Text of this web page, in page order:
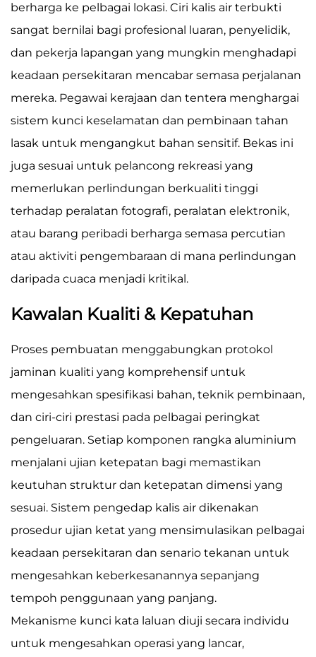
berharga ke pelbagai lokasi. Ciri kalis air terbukti
sangat bernilai bagi profesional luaran, penyelidik,
dan pekerja lapangan yang mungkin menghadapi
keadaan persekitaran mencabar semasa perjalanan
mereka. Pegawai kerajaan dan tentera menghargai
sistem kunci keselamatan dan pembinaan tahan
lasak untuk mengangkut bahan sensitif. Bekas ini
juga sesuai untuk pelancong rekreasi yang
memerlukan perlindungan berkualiti tinggi
terhadap peralatan fotografi, peralatan elektronik,
atau barang peribadi berharga semasa percutian
atau aktiviti pengembaraan di mana perlindungan
daripada cuaca menjadi kritikal.
Kawalan Kualiti & Kepatuhan
Proses pembuatan menggabungkan protokol
jaminan kualiti yang komprehensif untuk
mengesahkan spesifikasi bahan, teknik pembinaan,
dan ciri-ciri prestasi pada pelbagai peringkat
pengeluaran. Setiap komponen rangka aluminium
menjalani ujian ketepatan bagi memastikan
keutuhan struktur dan ketepatan dimensi yang
sesuai. Sistem pengedap kalis air dikenakan
prosedur ujian ketat yang mensimulasikan pelbagai
keadaan persekitaran dan senario tekanan untuk
mengesahkan keberkesanannya sepanjang
tempoh penggunaan yang panjang.
Mekanisme kunci kata laluan diuji secara individu
untuk mengesahkan operasi yang lancar,